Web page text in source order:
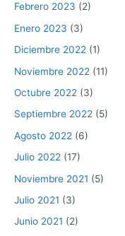
Febrero 2023 (2)
Enero 2023 (3)
Diciembre 2022 (1)
Noviembre 2022 (11)
Octubre 2022 (3)
Septiembre 2022 (5)
Agosto 2022 (6)
Julio 2022 (17)
Noviembre 2021 (5)
Julio 2021 (3)
Junio 2021 (2)